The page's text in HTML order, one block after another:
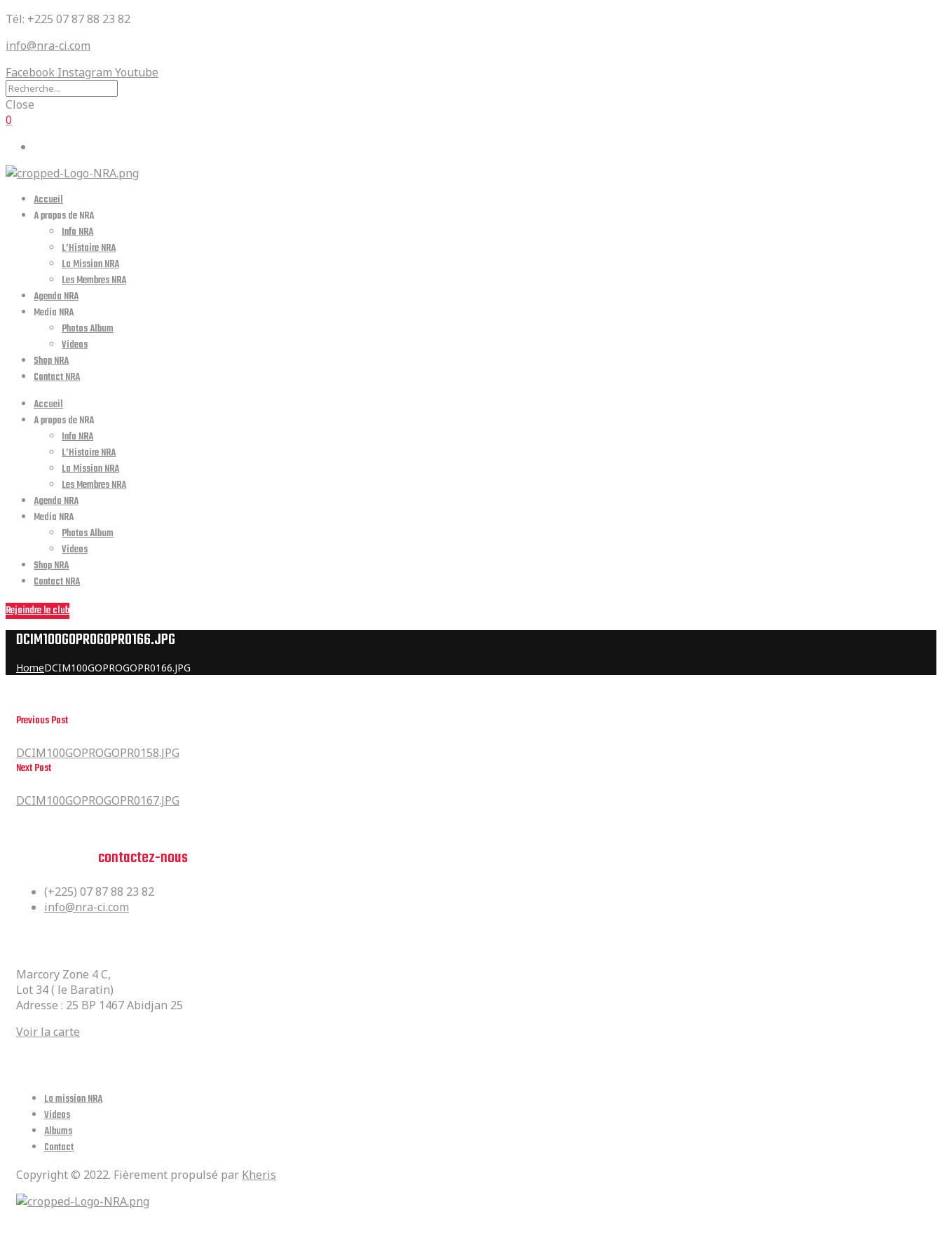
Tél: +225 07 87 88 23 82
info@nra-ci.com
Facebook Instagram Youtube
Close
0
Accueil
A propos de NRA
Info NRA
L’Histoire NRA
La Mission NRA
Les Membres NRA
Agenda NRA
Media NRA
Photos Album
Videos
Shop NRA
Contact NRA
Accueil
A propos de NRA
Info NRA
L’Histoire NRA
La Mission NRA
Les Membres NRA
Agenda NRA
Media NRA
Photos Album
Videos
Shop NRA
Contact NRA
Rejoindre le club
DCIM100GOPROGOPR0166.JPG
HomeDCIM100GOPROGOPR0166.JPG
Previous Post
DCIM100GOPROGOPR0158.JPG
Next Post
DCIM100GOPROGOPR0167.JPG
contactez-nous
(+225) 07 87 88 23 82
info@nra-ci.com
Marcory Zone 4 C,
Lot 34 ( le Baratin)
Adresse : 25 BP 1467 Abidjan 25
Voir la carte
La mission NRA
Videos
Albums
Contact
Copyright © 2022. Fièrement propulsé par Kheris